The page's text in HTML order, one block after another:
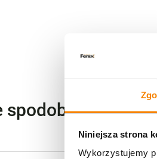
Niniejsza strona
Wykorzystujemy
spodoba się